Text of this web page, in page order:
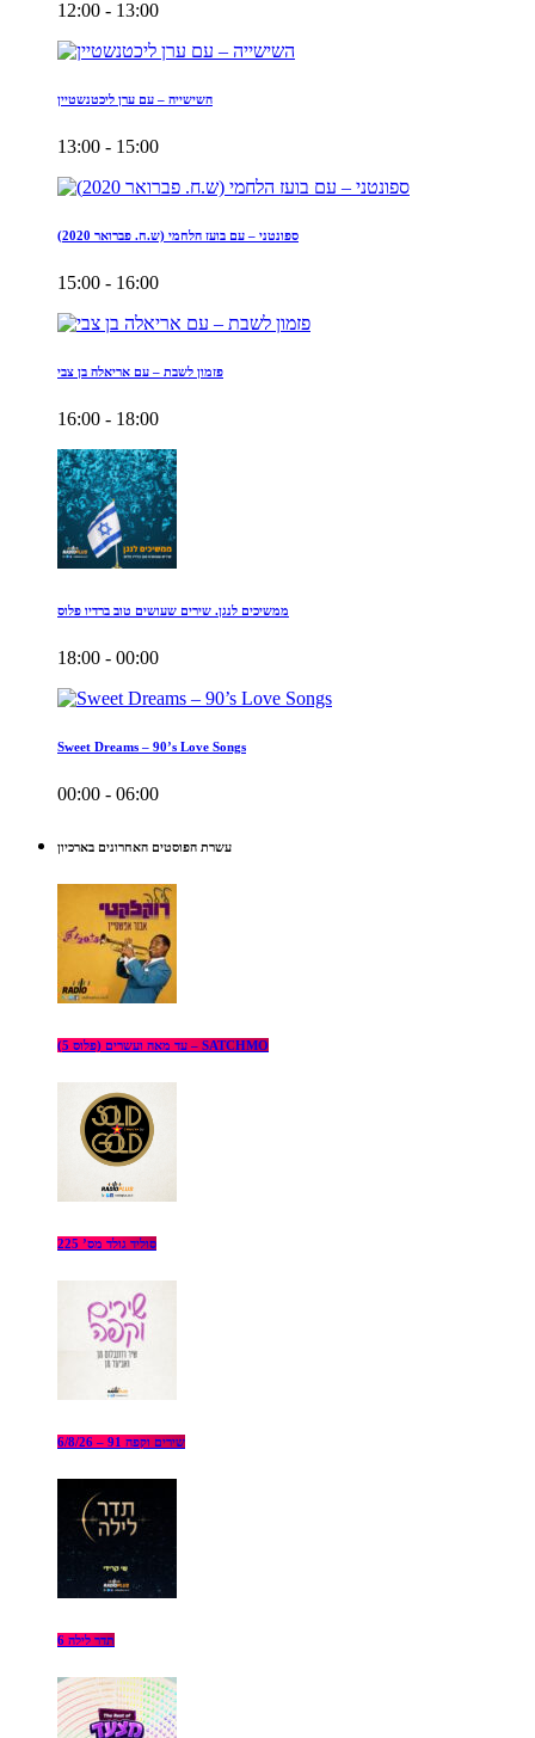
12:00 - 13:00
השישייה – עם ערן ליכטנשטיין
13:00 - 15:00
ספונטני – עם בועז הלחמי (ש.ח. פברואר 2020)
15:00 - 16:00
פזמון לשבת – עם אריאלה בן צבי
16:00 - 18:00
ממשיכים לנגן. שירים שעושים טוב ברדיו פלוס
18:00 - 00:00
Sweet Dreams – 90’s Love Songs
00:00 - 06:00
עשרת הפוסטים האחרונים בארכיון
עד מאה ועשרים (פלוס 5) – SATCHMO
סוליד גולד מס’ 225
שירים וקפה 91 – 6/8/26
תדר לילה 6